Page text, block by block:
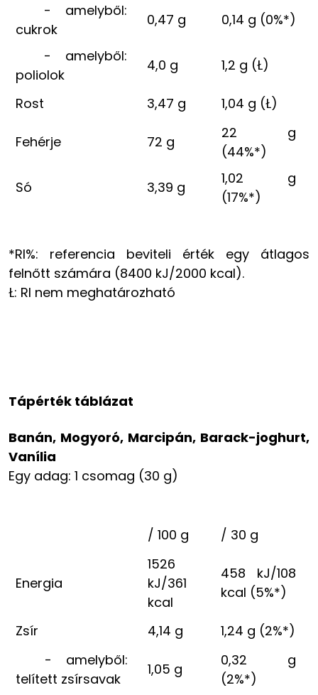
- amelyből:
cukrok
0,47 g 0,14 g (0%*)
- amelyből:
poliolok
4,0 g 1,2 g (Ł)
Rost 3,47 g 1,04 g (Ł)
Fehérje 72 g
22 g
(44%*)
Só
3,39 g
1,02 g
(17%*)
*RI%: referencia beviteli érték egy átlagos
felnőtt számára (8400 kJ/2000 kcal).
Ł: RI nem meghatározható
Tápérték táblázat
Banán, Mogyoró, Marcipán, Barack-joghurt,
Vanília
Egy adag: 1 csomag (30 g)
/ 100 g / 30 g
Energia
1526
kJ/361
kcal
458 kJ/108
kcal (5%*)
Zsír 4,14 g
1,24 g (2%*)
- amelyből:
telített zsírsavak
1,05 g
0,32 g
(2%*)